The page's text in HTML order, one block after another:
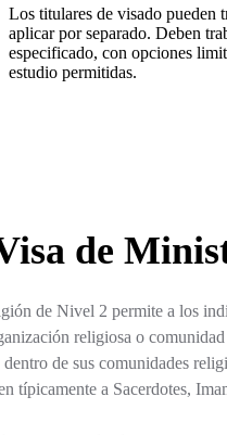
Los titulares de visado pueden
aplicar por separado. Deben
especificado, con opciones
estudio permitidas.
de
de Nivel 2 permite a los
religiosa o
de sus comunidades
típicamente a Sacerdotes,